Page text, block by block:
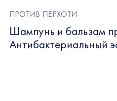
ПРОТИВ ПЕРХОТИ
Шампунь и бальзам
Антибактериальный